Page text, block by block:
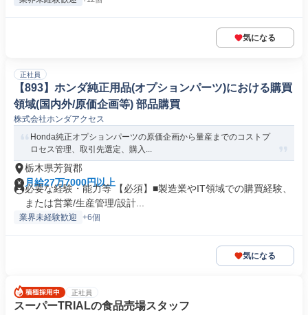
気になる
正社員
【893】ホンダ純正用品(オプションパーツ)における購買
領域(国内外/原価企画等) 部品購買
株式会社ホンダアクセス
Honda純正オプションパーツの原価企画から量産までのコストプ
ロセス管理、取引先選定、購入...
栃木県芳賀郡
月給27万7000円以上
必要な経験・能力等 【必須】■製造業やIT領域での購買経験、
または営業/生産管理/設計...
業界未経験歓迎 +6個
気になる
正社員
スーパーTRIALの食品売場スタッフ